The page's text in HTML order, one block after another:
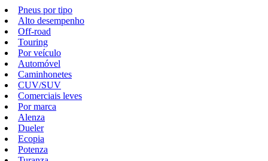
Pneus por tipo
Alto desempenho
Off-road
Touring
Por veículo
Automóvel
Caminhonetes
CUV/SUV
Comerciais leves
Por marca
Alenza
Dueler
Ecopia
Potenza